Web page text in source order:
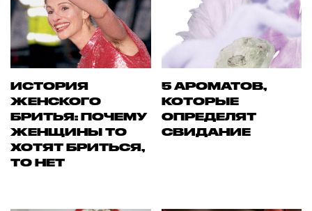
ИСТОРИЯ
ЖЕНСКОГО
БРИТЬЯ: ПОЧЕМУ
ЖЕНЩИНЫ ТО
ХОТЯТ БРИТЬСЯ,
ТО НЕТ
5 АРОМАТОВ,
КОТОРЫЕ
ОПРЕДЕЛЯТ
СВИДАНИЕ